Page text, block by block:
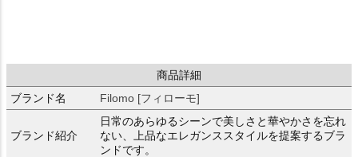
商品詳細
ブランド名
Filomo [フィローモ]
ブランド紹介
日常のあらゆるシーンで美しさと華やかさを忘れ
ない、上品なエレガンススタイルを提案するブラ
ンドです。